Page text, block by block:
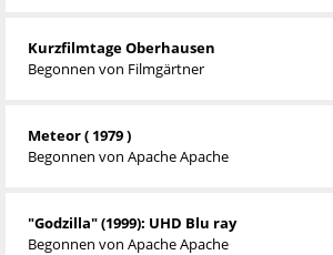
Kurzfilmtage Oberhausen
Begonnen von Filmgärtner
Meteor ( 1979 )
Begonnen von Apache Apache
"Godzilla" (1999): UHD Blu ray
Begonnen von Apache Apache